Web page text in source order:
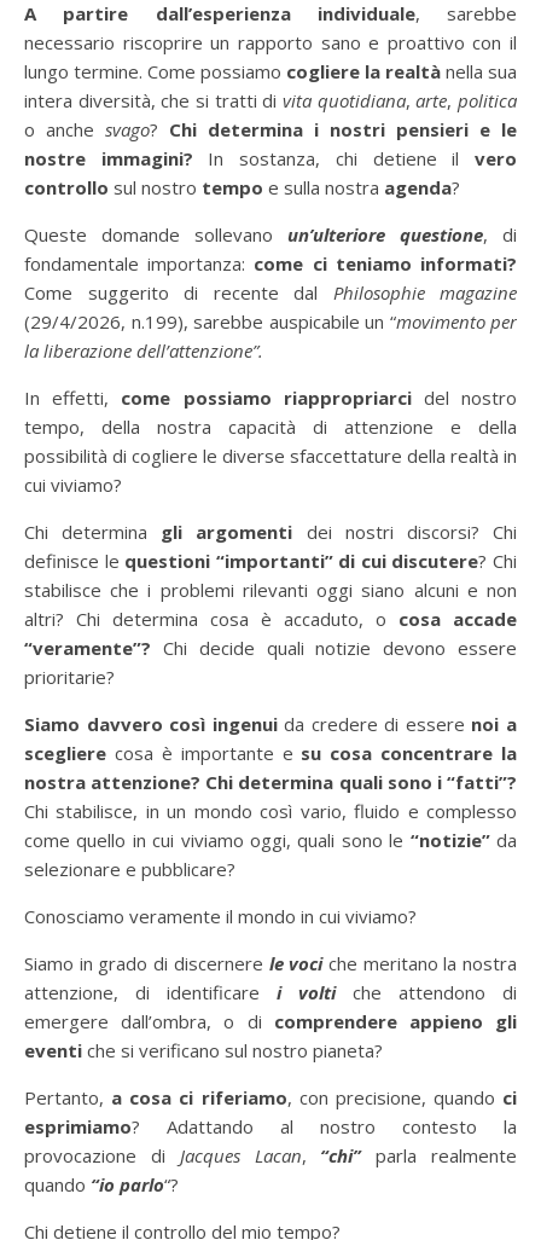
A partire
dall’esperienza individuale, sarebbe
necessario riscoprire un rapporto sano e proattivo con il
lungo termine. Come possiamo cogliere la realtà nella sua
intera diversità, che si tratti di vita quotidiana,arte,politica
o anche svago? Chi determina i nostri pensieri e le
nostre immagini? In sostanza, chi detiene ilvero
controllo sul nostro tempo e sulla nostra agenda?
Queste domande sollevano un’ulteriore questione, di
fondamentale importanza: come ci teniamo informati?
Come suggerito di recente dal Philosophie magazine
(29/4/2026, n.199), sarebbe auspicabile un “movimento per
la liberazione dell’attenzione”.
In effetti, come possiamo riappropriarcidel nostro
tempo, della nostra capacità di attenzione e della
possibilità di cogliere le diverse sfaccettature della realtà in
cui viviamo?
Chi determina gli argomenti dei nostri discorsi? Chi
definisce le questioni “importanti” di cui discutere? Chi
stabilisce che i problemi rilevanti oggi siano alcuni e non
altri? Chi determina cosa è accaduto, o cosa accade
“veramente”? Chi decide quali notizie devono essere
prioritarie?
Siamo davvero così ingenuida credere di essere noi a
scegliere cosa è importante e su cosa concentrare la
nostra attenzione? Chi determina quali sono i “fatti”?
Chi stabilisce, in un mondo così vario, fluido e complesso
come quello in cui viviamo oggi, quali sono le “notizie”da
selezionare e pubblicare?
Conosciamo veramente il mondo in cui viviamo?
Siamo in grado di discernere le vociche meritano la nostra
attenzione, di identificare i volti
che attendono di
emergere dall’ombra, o di comprendere appieno gli
eventi che si verificano sul nostro pianeta?
Pertanto, a cosa ci riferiamo, con precisione, quando ci
esprimiamo? Adattando al nostro contesto la
provocazione di Jacques Lacan, “chi”parla realmente
quando “io parlo“?
Chi detiene il controllo del mio tempo?